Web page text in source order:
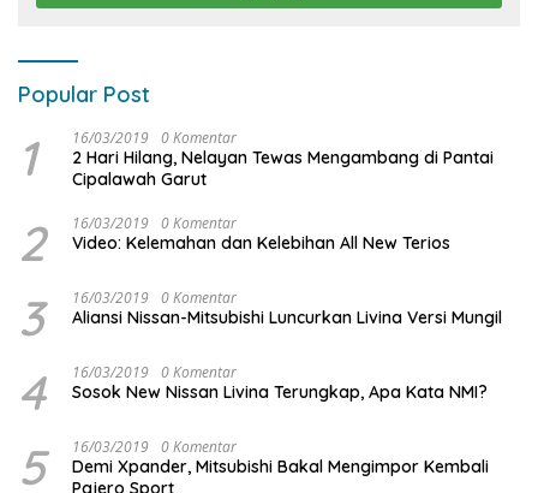
Popular Post
1 16/03/2019 0 Komentar
2 Hari Hilang, Nelayan Tewas Mengambang di Pantai
Cipalawah Garut
2 16/03/2019 0 Komentar
Video: Kelemahan dan Kelebihan All New Terios
3 16/03/2019 0 Komentar
Aliansi Nissan-Mitsubishi Luncurkan Livina Versi Mungil
4 16/03/2019 0 Komentar
Sosok New Nissan Livina Terungkap, Apa Kata NMI?
5 16/03/2019 0 Komentar
Demi Xpander, Mitsubishi Bakal Mengimpor Kembali